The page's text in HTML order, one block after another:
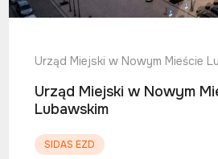
Urząd Miejski w Nowym Mieście
Urząd Miejski w Nowym
Lubawskim
SIDAS EZD